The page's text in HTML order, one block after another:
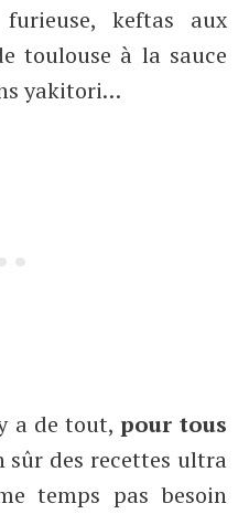
keftas aux
toulouse à la sauce
yakitori…
a de tout, pour tous
sûr des recettes ultra
temps pas besoin